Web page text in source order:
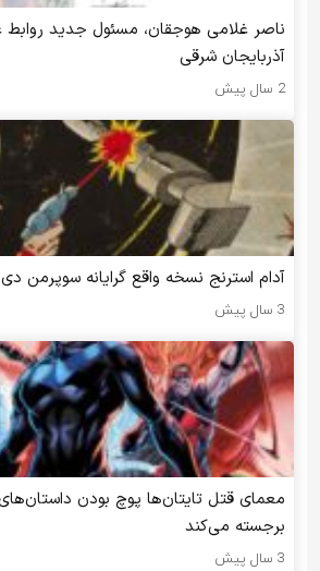
ناصر غلامی هوجقان، مسئول جدید روابط
آذربایجان شرقی
2 سال پیش
آدام استرنج نسخه واقع گرایانه سوپرمن
3 سال پیش
معمای قتل تایتان‌ها پوچ بودن داستان‌های
برجسته می‌کند
3 سال پیش